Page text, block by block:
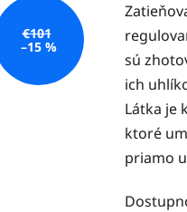
je
0,0
z
5
sú
ich
Látka je
ktoré
priamo
€101
–15 %